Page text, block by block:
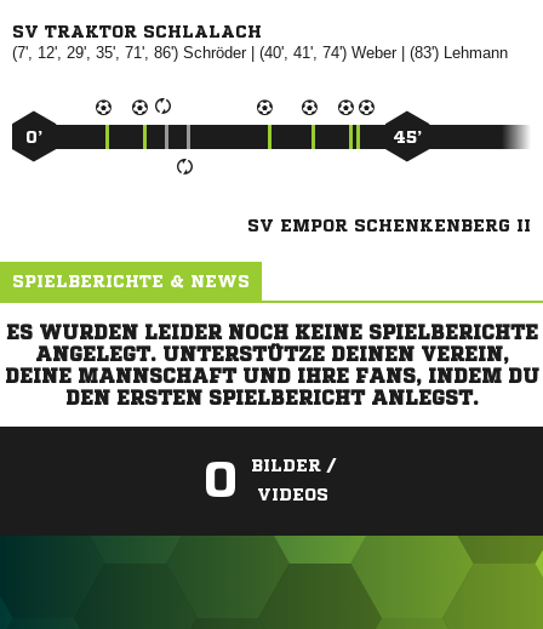
SV TRAKTOR SCHLALACH
(7', 12', 29', 35', 71', 86') | (40', 41', 74') | (83') 
0’ 45’
SV EMPOR SCHENKENBERG II
SPIELBERICHTE & NEWS
ES WURDEN LEIDER NOCH KEINE SPIELBERICHTE
ANGELEGT. UNTERSTÜTZE DEINEN VEREIN,
DEINE MANNSCHAFT UND IHRE FANS, INDEM DU
DEN ERSTEN SPIELBERICHT ANLEGST.
0
BILDER /
VIDEOS